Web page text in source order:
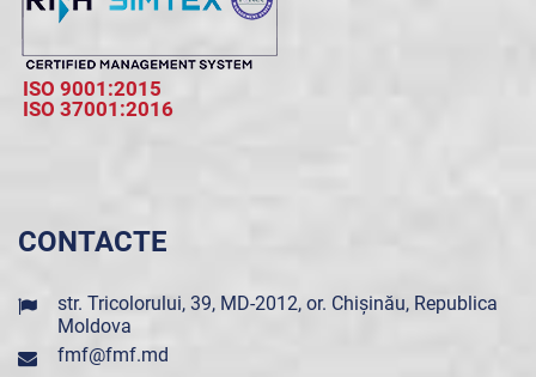
ISO 9001:2015
ISO 37001:2016
CONTACTE
str. Tricolorului, 39, MD-2012, or. Chișinău, Republica
Moldova
fmf@fmf.md